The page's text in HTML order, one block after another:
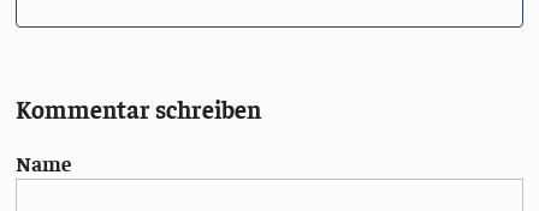
Kommentar schreiben
Name